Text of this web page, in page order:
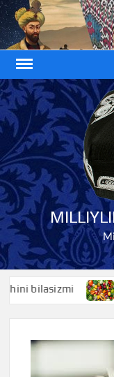
Skip
to
content
bilasizmi